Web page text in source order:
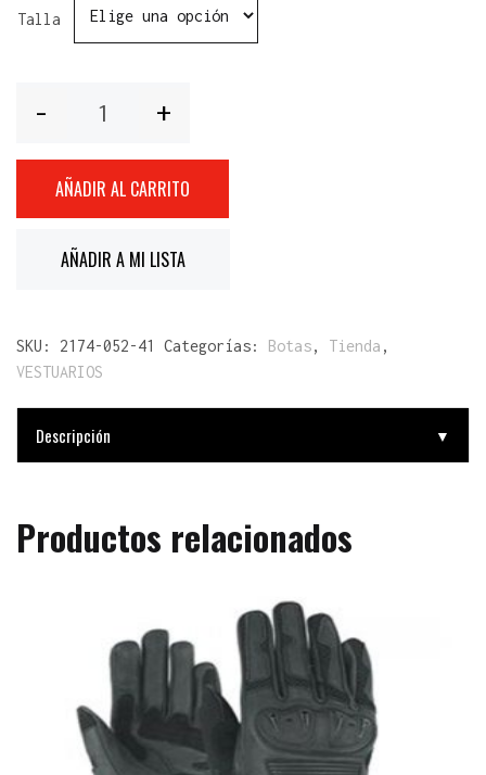
Talla
AÑADIR AL CARRITO
AÑADIR A MI LISTA
SKU: 2174-052-41 Categorías: Botas, Tienda ,
VESTUARIOS
Descripción ▼
Productos relacionados